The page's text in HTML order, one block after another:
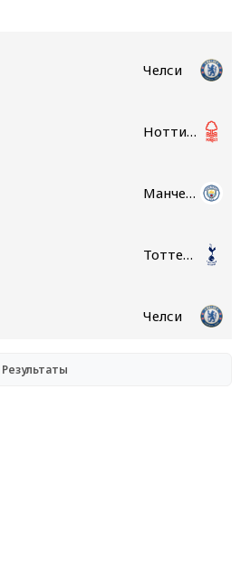
Челси
Ноттингем Форест
Манчестер Сити
Тоттенхэм
Челси
Результаты